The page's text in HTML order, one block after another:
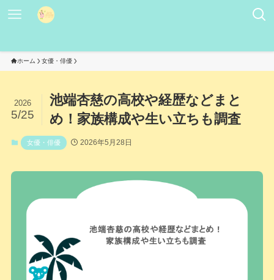
ホーム 女優・俳優
池端杏慈の高校や経歴などまと
め！家族構成や生い立ちも調査
2026
5/25
女優・俳優 2026年5月28日